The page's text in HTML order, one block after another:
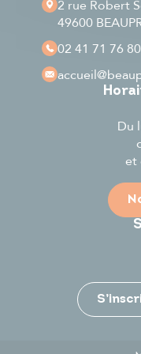
2 rue Robert
49600
02 41 71 76 80
accueil
Du
et